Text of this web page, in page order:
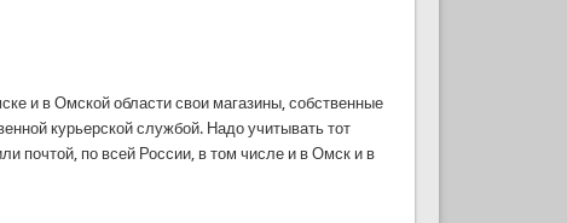
и в Омской области свои магазины, собственные
курьерской службой. Надо учитывать тот
почтой, по всей России, в том числе и в Омск и в